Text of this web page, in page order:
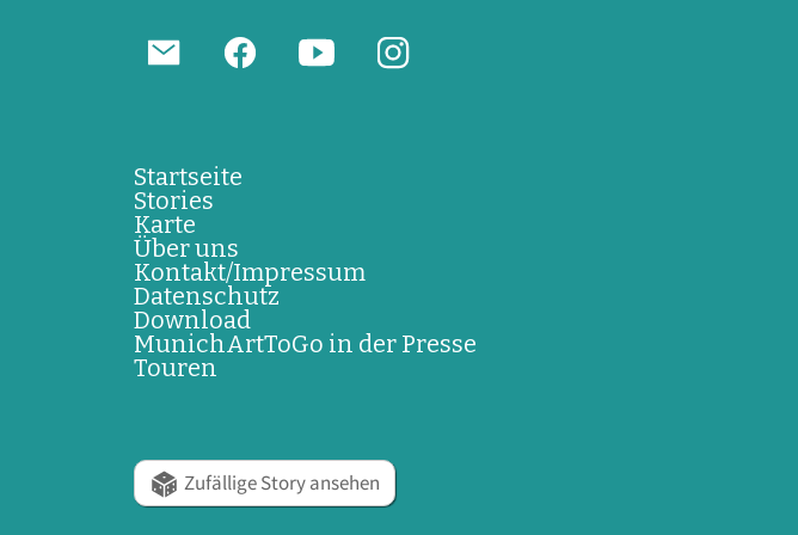
Startseite
Stories
Karte
Über uns
Kontakt/Impressum
Datenschutz
Download
MunichArtToGo in der Presse
Touren
Zufällige Story ansehen